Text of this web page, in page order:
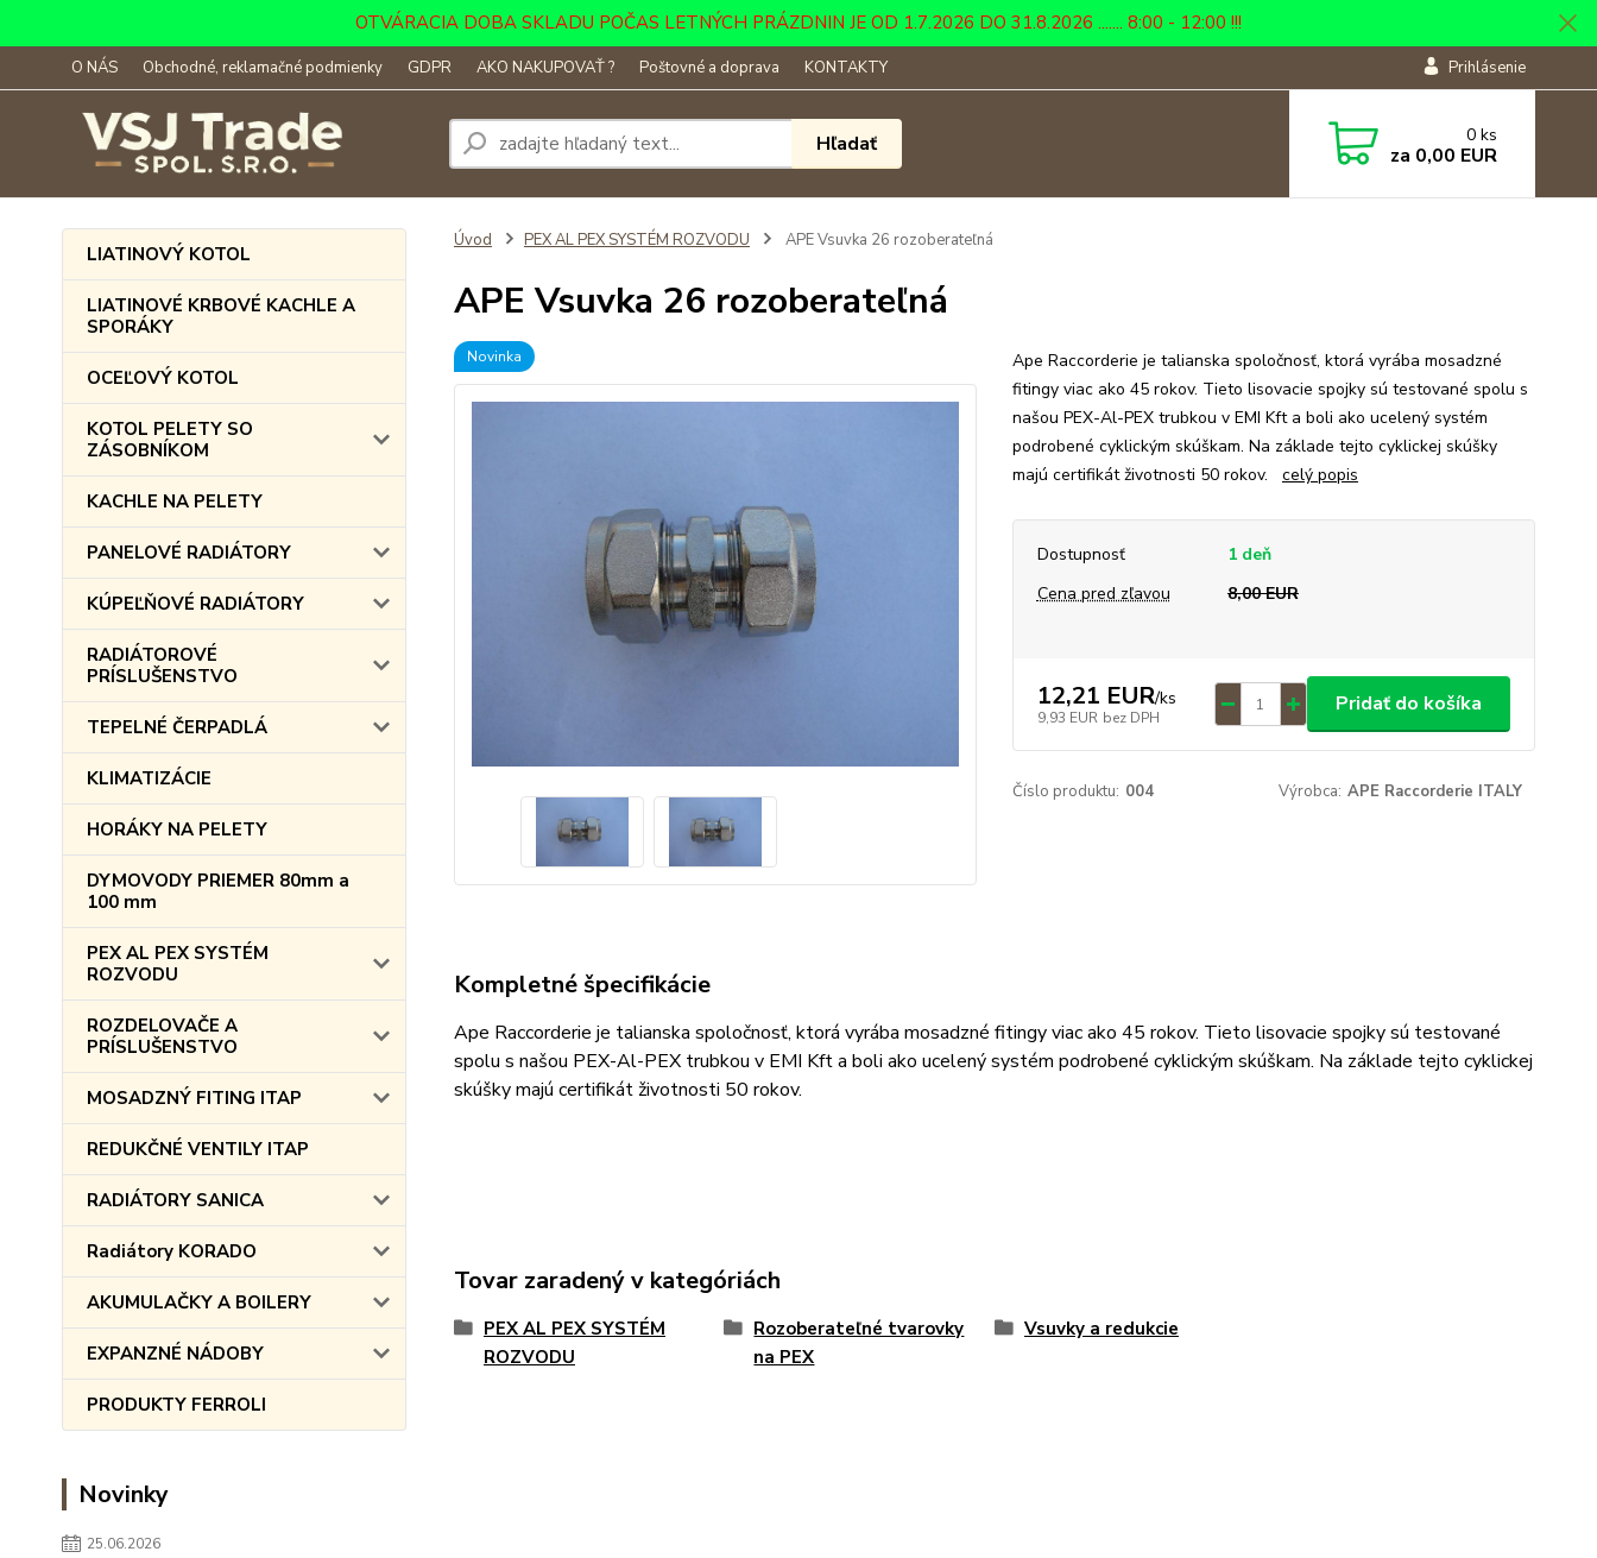
OTVÁRACIA DOBA SKLADU POČAS LETNÝCH PRÁZDNIN JE OD 1.7.2026 DO 31.8.2026 ....... 8:00 - 12:00 !!!
O NÁS Obchodné, reklamačné podmienky GDPR AKO NAKUPOVAŤ ? Poštovné a doprava KONTAKTY Prihlásenie
Hľadať 0 ks
za 0,00 EUR
LIATINOVÝ KOTOL
LIATINOVÉ KRBOVÉ KACHLE A
SPORÁKY
OCEĽOVÝ KOTOL
KOTOL PELETY SO
ZÁSOBNÍKOM
KACHLE NA PELETY
PANELOVÉ RADIÁTORY
KÚPEĽŇOVÉ RADIÁTORY
RADIÁTOROVÉ
PRÍSLUŠENSTVO
TEPELNÉ ČERPADLÁ
KLIMATIZÁCIE
HORÁKY NA PELETY
DYMOVODY PRIEMER 80mm a
100 mm
PEX AL PEX SYSTÉM
ROZVODU
ROZDELOVAČE A
PRÍSLUŠENSTVO
MOSADZNÝ FITING ITAP
REDUKČNÉ VENTILY ITAP
RADIÁTORY SANICA
Radiátory KORADO
AKUMULAČKY A BOILERY
EXPANZNÉ NÁDOBY
PRODUKTY FERROLI
Novinky
25.06.2026
Úvod PEX AL PEX SYSTÉM ROZVODU APE Vsuvka 26 rozoberateľná
APE Vsuvka 26 rozoberateľná
Novinka
Ape Raccorderie je talianska spoločnosť, ktorá vyrába mosadzné
fitingy viac ako 45 rokov. Tieto lisovacie spojky sú testované spolu s
našou PEX-Al-PEX trubkou v EMI Kft a boli ako ucelený systém
podrobené cyklickým skúškam. Na základe tejto cyklickej skúšky
majú certifikát životnosti 50 rokov. celý popis
Dostupnosť
1 deň
Cena pred zľavou
8,00 EUR
12,21 EUR/ks
9,93 EUR bez DPH
Pridať do košíka
Číslo produktu: 004 Výrobca: APE Raccorderie ITALY
Kompletné špecifikácie
Ape Raccorderie je talianska spoločnosť, ktorá vyrába mosadzné fitingy viac ako 45 rokov. Tieto lisovacie spojky sú testované
spolu s našou PEX-Al-PEX trubkou v EMI Kft a boli ako ucelený systém podrobené cyklickým skúškam. Na základe tejto cyklickej
skúšky majú certifikát životnosti 50 rokov.
Tovar zaradený v kategóriách
PEX AL PEX SYSTÉM
ROZVODU
Rozoberateľné tvarovky
na PEX
Vsuvky a redukcie